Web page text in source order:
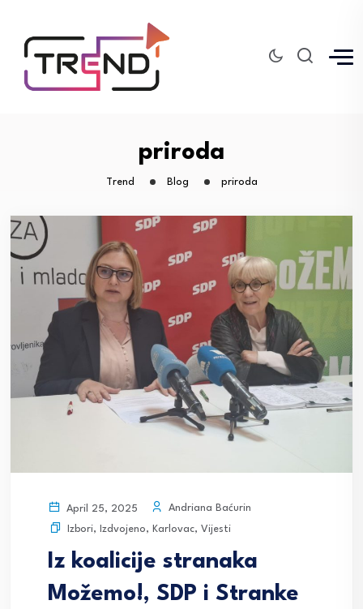
priroda
Trend Blog priroda
April 25, 2025
Andriana Baćurin
Izbori, Izdvojeno, Karlovac, Vijesti
Iz koalicije stranaka
Možemo!, SDP i Stranke